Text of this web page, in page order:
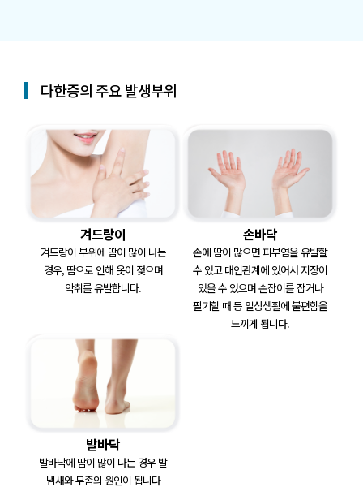
다한증의 주요 발생부위
겨드랑이
겨드랑이 부위에 땀이 많이 나는
경우, 땀으로 인해 옷이 젖으며
악취를 유발합니다.
손바닥
손에 땀이 많으면 피부염을 유발할
수 있고대인관계에 있어서 지장이
있을 수 있으며손잡이를 잡거나
필기할 때 등 일상생활에불편함을
느끼게 됩니다.
발바닥
발바닥에 땀이 많이 나는 경우 발
냄새와 무좀의 원인이 됩니다